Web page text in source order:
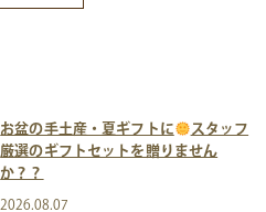
お盆の手土産・夏ギフトに
スタッフ
厳選のギフトセットを贈りません
か？？
2026.08.07